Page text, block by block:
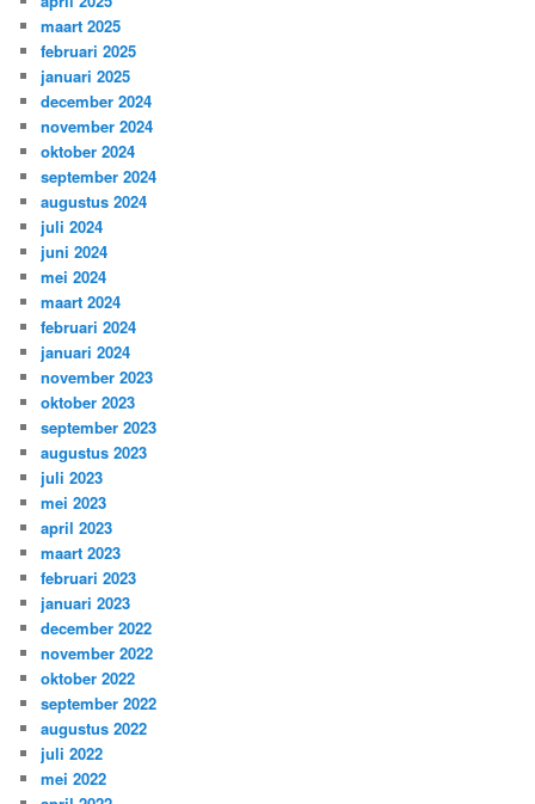
maart 2025
februari 2025
januari 2025
december 2024
november 2024
oktober 2024
september 2024
augustus 2024
juli 2024
juni 2024
mei 2024
maart 2024
februari 2024
januari 2024
november 2023
oktober 2023
september 2023
augustus 2023
juli 2023
mei 2023
april 2023
maart 2023
februari 2023
januari 2023
december 2022
november 2022
oktober 2022
september 2022
augustus 2022
juli 2022
mei 2022